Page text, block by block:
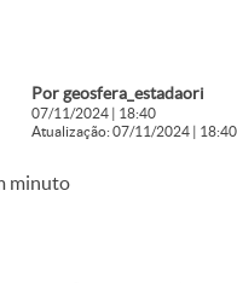
Por geosfera_estadaori
07/11/2024 | 18:40
Atualização: 07/11/2024 | 18:40
minuto